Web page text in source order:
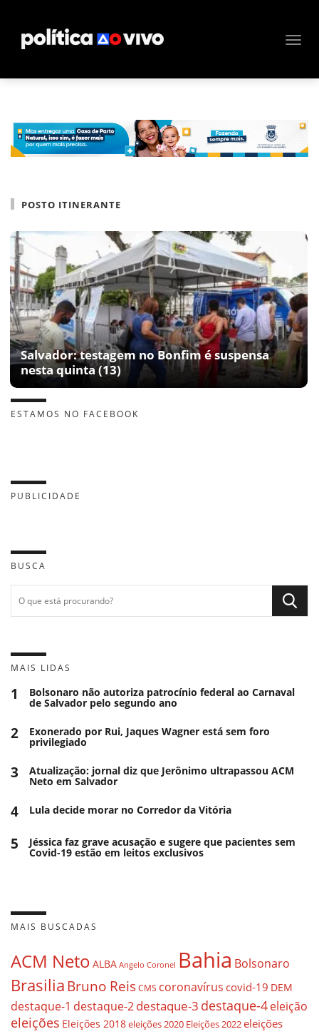
POSTO ITINERANTE
Salvador: testagem no Bonfim é suspensa
nesta quinta (13)
ESTAMOS NO FACEBOOK
PUBLICIDADE
BUSCA
MAIS LIDAS
1 Bolsonaro não autoriza patrocínio federal ao Carnaval
de Salvador pelo segundo ano
2 Exonerado por Rui, Jaques Wagner está sem foro
privilegiado
3 Atualização: jornal diz que Jerônimo ultrapassou ACM
Neto em Salvador
4 Lula decide morar no Corredor da Vitória
5 Jéssica faz grave acusação e sugere que pacientes sem
Covid-19 estão em leitos exclusivos
MAIS BUSCADAS
ACM Neto ALBA Angelo Coronel Bahia Bolsonaro
BrasiliaBruno ReisCMS coronavírus covid-19 DEM
destaque-1 destaque-2destaque-3 destaque-4eleição
eleições Eleições 2018eleições 2020 Eleições 2022eleições